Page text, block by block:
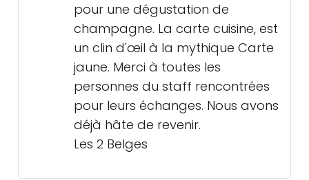
pour une dégustation de
champagne. La carte cuisine, est
un clin d'œil à la mythique Carte
jaune. Merci à toutes les
personnes du staff rencontrées
pour leurs échanges. Nous avons
déjà hâte de revenir.
Les 2 Belges